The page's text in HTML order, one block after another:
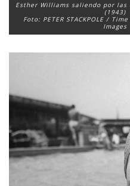
Esther Williams saliendo por las
(1943)
Foto: PETER STACKPOLE /
Images